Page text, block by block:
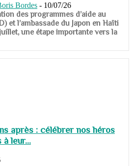
Bordes - 10/07/26
des programmes d’aide au
et l’ambassade du Japon en Haïti
une étape importante vers la
après : célébrer nos héros
leur...